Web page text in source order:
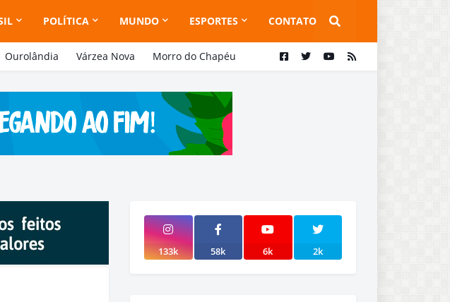
POLÍTICA MUNDO ESPORTES CONTATO
Ourolândia Várzea Nova Morro do Chapéu
133k 58k 6k 2k